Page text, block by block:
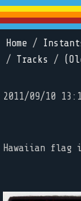
Home /
/ Tracks /
2011/09/10
Hawaiian flag